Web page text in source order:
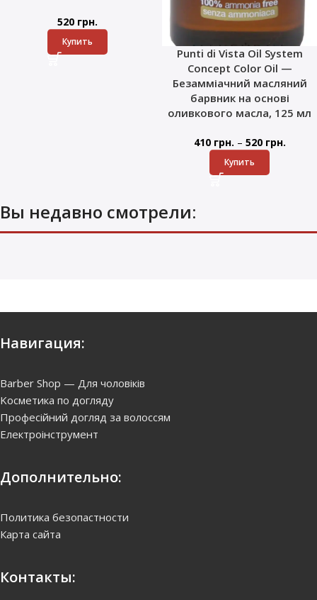
520 грн.
Купить
Punti di Vista Oil System
Concept Color Oil —
Безамміачний масляний
барвник на основі
оливкового масла, 125 мл
410 грн. – 520 грн.
Купить
Вы недавно смотрели:
Навигация:
Barber Shop — Для чоловіків
Kосметика по догляду
Професійний догляд за волоссям
Електроінструмент
Дополнительно:
Политика безопастности
Карта сайта
Контакты: